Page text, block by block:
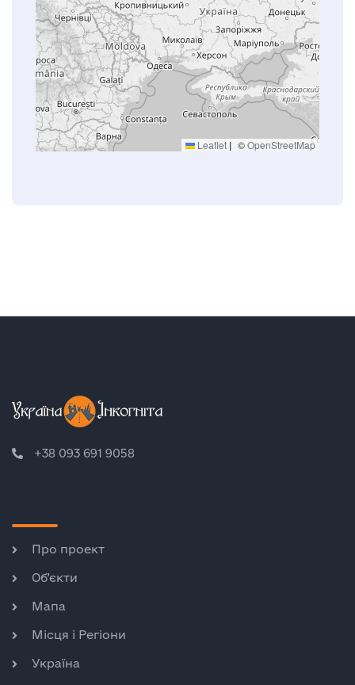
Leaflet | ©OpenStreetMap
+38 093 691 9058
Про проект
Об’єкти
Мапа
Місця і Регіони
Україна